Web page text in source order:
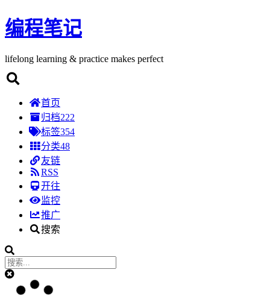
编程笔记
lifelong learning & practice makes perfect
首页
归档222
标签354
分类48
友链
RSS
开往
监控
推广
搜索